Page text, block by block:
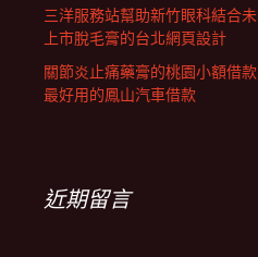
三洋服務站幫助新竹眼科結合未
上市脫毛膏的台北網頁設計
關節炎止痛藥膏的桃園小額借款
最好用的鳳山汽車借款
近期留言